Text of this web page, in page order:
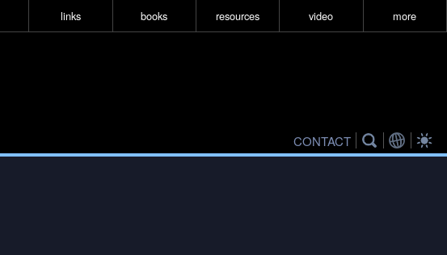
links books resources video more
CONTACT